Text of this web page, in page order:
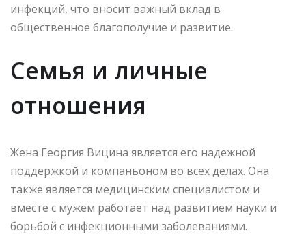
инфекций, что вносит важный вклад в
общественное благополучие и развитие.
Семья и личные
отношения
Жена Георгия Вицина является его надежной
поддержкой и компаньоном во всех делах. Она
также является медицинским специалистом и
вместе с мужем работает над развитием науки и
борьбой с инфекционными заболеваниями.